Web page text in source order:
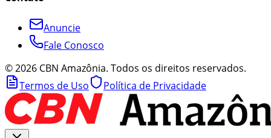
Anuncie
Fale Conosco
©2026 CBN Amazônia. Todos os direitos reservados.
Termos de Uso
Política de Privacidade